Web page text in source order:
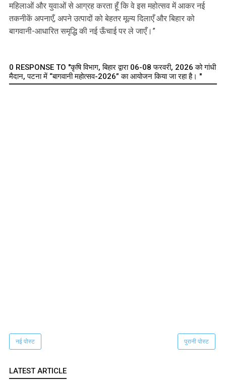
महिलाओं और युवाओं से आग्रह करता हूँ कि वे इस महोत्सव में आकर नई
तकनीकें अपनाएँ, अपने उत्पादों को बेहतर मूल्य दिलाएँ और बिहार को
बागवानी-आधारित समृद्धि की नई ऊँचाई पर ले जाएँ।”
0 RESPONSE TO "कृषि विभाग, बिहार द्वारा 06-08 फरवरी, 2026 को गांधी
मैदान, पटना में “बागवानी महोत्सव-2026” का आयोजन किया जा रहा है। "
नई पोस्ट पुरानी पोस्ट
LATEST ARTICLE